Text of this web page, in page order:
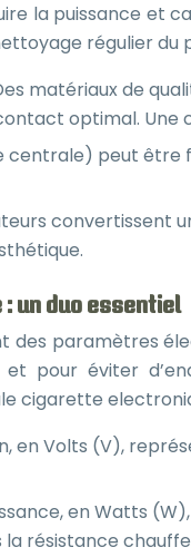
la puissance et
régulier
matériaux de
optimal. Une
centrale) peut être
convertissent
un duo essentiel
des paramètres
pour éviter
cigarette
en Volts (V),
en Watts
la résistance